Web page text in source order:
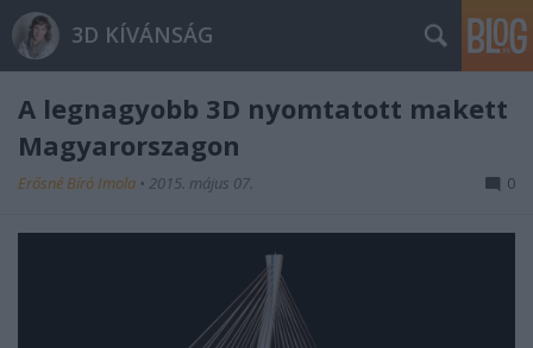
3D KÍVÁNSÁG
A legnagyobb 3D nyomtatott makett
Magyarorszagon
Erősné Bíró Imola • 2015. május 07. 0